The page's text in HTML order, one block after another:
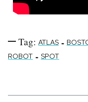
Tag: ATLAS -
ROBOT - SPOT